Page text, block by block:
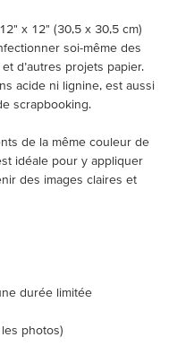
x 12" (30,5 x 30,5 cm)
soi-même des
d’autres projets papier.
acide ni lignine, est aussi
scrapbooking.
de la même couleur de
idéale pour y appliquer
des images claires et
durée limitée
photos)